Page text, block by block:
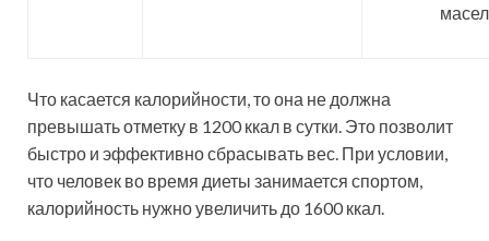
Что касается калорийности, то она не должна
превышать отметку в 1200 ккал в сутки. Это позволит
быстро и эффективно сбрасывать вес. При условии,
что человек во время диеты занимается спортом,
калорийность нужно увеличить до 1600 ккал.